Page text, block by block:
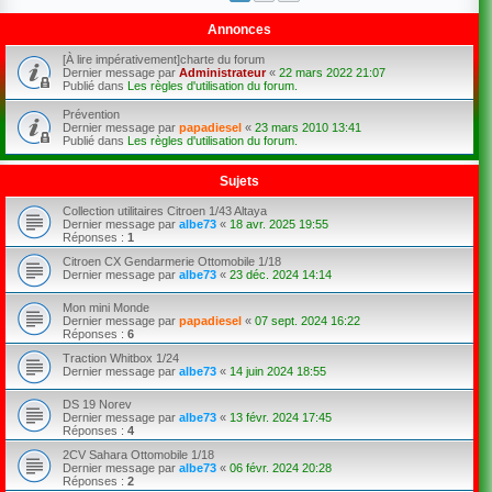
Annonces
[À lire impérativement]charte du forum
Dernier message par Administrateur« 22 mars 2022 21:07
Publié dans Les règles d'utilisation du forum.
Prévention
Dernier message par papadiesel « 23 mars 2010 13:41
Publié dans Les règles d'utilisation du forum.
Sujets
Collection utilitaires Citroen 1/43 Altaya
Dernier message par albe73 « 18 avr. 2025 19:55
Réponses : 1
Citroen CX Gendarmerie Ottomobile 1/18
Dernier message par albe73 « 23 déc. 2024 14:14
Mon mini Monde
Dernier message par papadiesel « 07 sept. 2024 16:22
Réponses : 6
Traction Whitbox 1/24
Dernier message par albe73 « 14 juin 2024 18:55
DS 19 Norev
Dernier message par albe73 « 13 févr. 2024 17:45
Réponses : 4
2CV Sahara Ottomobile 1/18
Dernier message par albe73 « 06 févr. 2024 20:28
Réponses : 2